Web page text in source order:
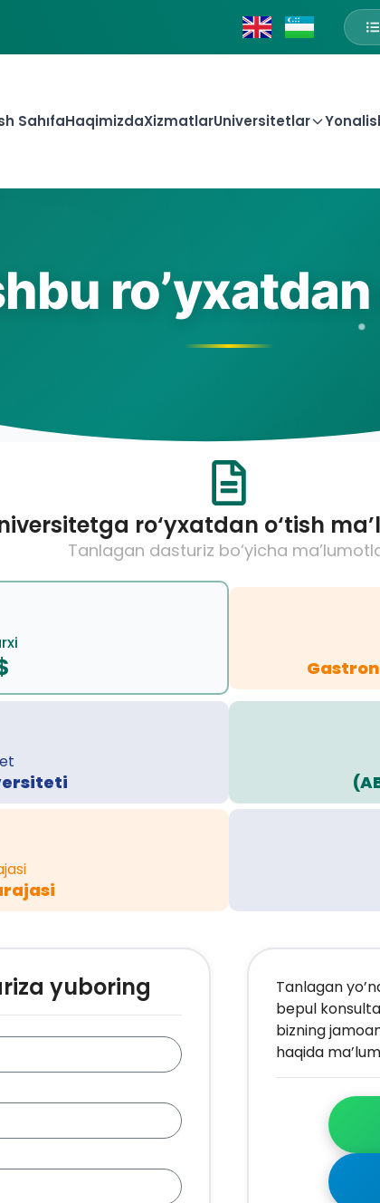
SahıfaHaqimizdaXizmatlarUniversitetlar
ro’yxatdan
ro‘yxatdan o‘tish
Tanlagan dasturiz bo‘yicha
Tanlagan
bepul
bizning
haqida
yuboring